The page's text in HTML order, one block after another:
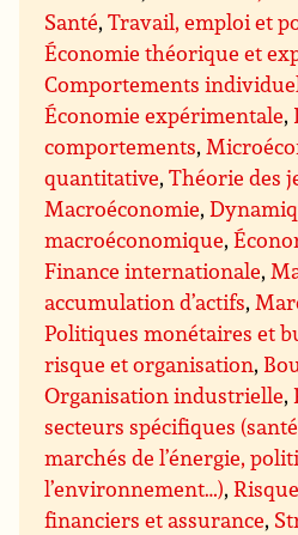
Santé,Travail, emploi et
Économie théorique et
Comportements
Économie expérimentale,
comportements,
quantitative,Théorie des
Macroéconomie,
macroéconomique,
Finance internationale,
accumulation d’actifs,
Politiques monétaires et
risque et organisation,
Organisation industrielle,
secteurs spécifiques
marchés de l’énergie,
l’environnement…),
financiers et assurance,